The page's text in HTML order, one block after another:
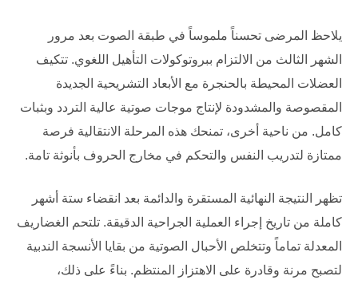
يلاحظ المرضى تحسناً ملموساً في طبقة الصوت بعد مرور
الشهر الثالث من الالتزام ببروتوكولات التأهيل اللغوي. تتكيف
العضلات المحيطة بالحنجرة مع الأبعاد التشريحية الجديدة
المقصوصة والمشدودة لإنتاج موجات صوتية عالية التردد وبثبات
كامل. من ناحية أخرى، تمنحك هذه المرحلة الانتقالية فرصة
ممتازة لتدريب النفس والتحكم في مخارج الحروف بأنوثة تامة.
تظهر النتيجة النهائية المستقرة والدائمة بعد انقضاء ستة أشهر
كاملة من تاريخ إجراء العملية الجراحية الدقيقة. تلتحم الغضاريف
المعدلة تماماً وتتخلص الأحبال الصوتية من بقايا الأنسجة الندبية
لتصبح مرنة وقادرة على الاهتزاز المنتظم. بناءً على ذلك،